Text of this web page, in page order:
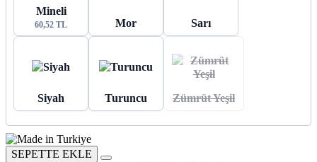
Mineli
60,52 TL Mor Sarı
Siyah Turuncu Zümrüt Yeşil
SEPETTE EKLE